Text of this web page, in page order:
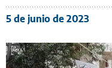
5 de junio de 2023